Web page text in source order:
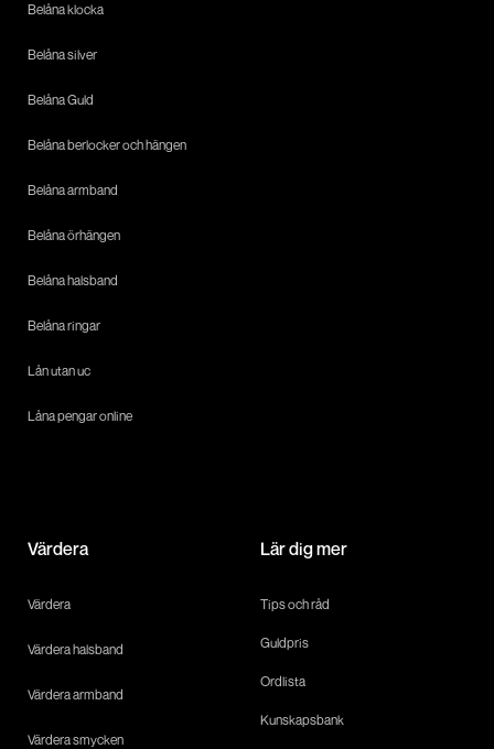
Belåna klocka
Belåna silver
Belåna Guld
Belåna berlocker och hängen
Belåna armband
Belåna örhängen
Belåna halsband
Belåna ringar
Lån utan uc
Låna pengar online
Värdera
Värdera
Värdera halsband
Värdera armband
Värdera smycken
Lär dig mer
Tips och råd
Guldpris
Ordlista
Kunskapsbank